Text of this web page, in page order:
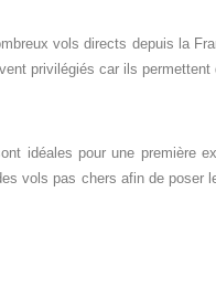
vols directs depuis la
privilégiés car ils permettent
idéales pour une première
vols pas chers afin de poser